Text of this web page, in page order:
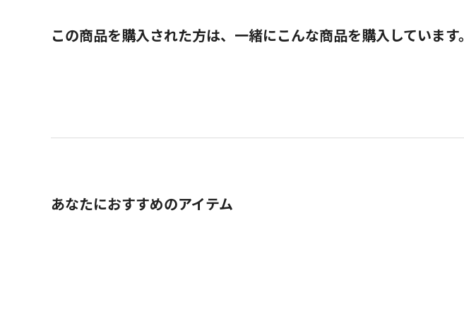
この商品を購入された方は、一緒にこんな商品を購入しています。
あなたにおすすめのアイテム